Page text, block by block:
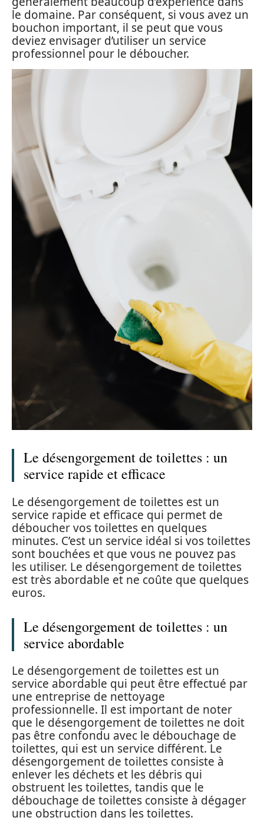
le domaine. Par conséquent, si vous avez un
bouchon important, il se peut que vous
deviez envisager d’utiliser un service
professionnel pour le déboucher.
Le désengorgement de toilettes : un
service rapide et efficace
Le désengorgement de toilettes est un
service rapide et efficace qui permet de
déboucher vos toilettes en quelques
minutes. C’est un service idéal si vos toilettes
sont bouchées et que vous ne pouvez pas
les utiliser. Le désengorgement de toilettes
est très abordable et ne coûte que quelques
euros.
Le désengorgement de toilettes : un
service abordable
Le désengorgement de toilettes est un
service abordable qui peut être effectué par
une entreprise de nettoyage
professionnelle. Il est important de noter
que le désengorgement de toilettes ne doit
pas être confondu avec le débouchage de
toilettes, qui est un service différent. Le
désengorgement de toilettes consiste à
enlever les déchets et les débris qui
obstruent les toilettes, tandis que le
débouchage de toilettes consiste à dégager
une obstruction dans les toilettes.